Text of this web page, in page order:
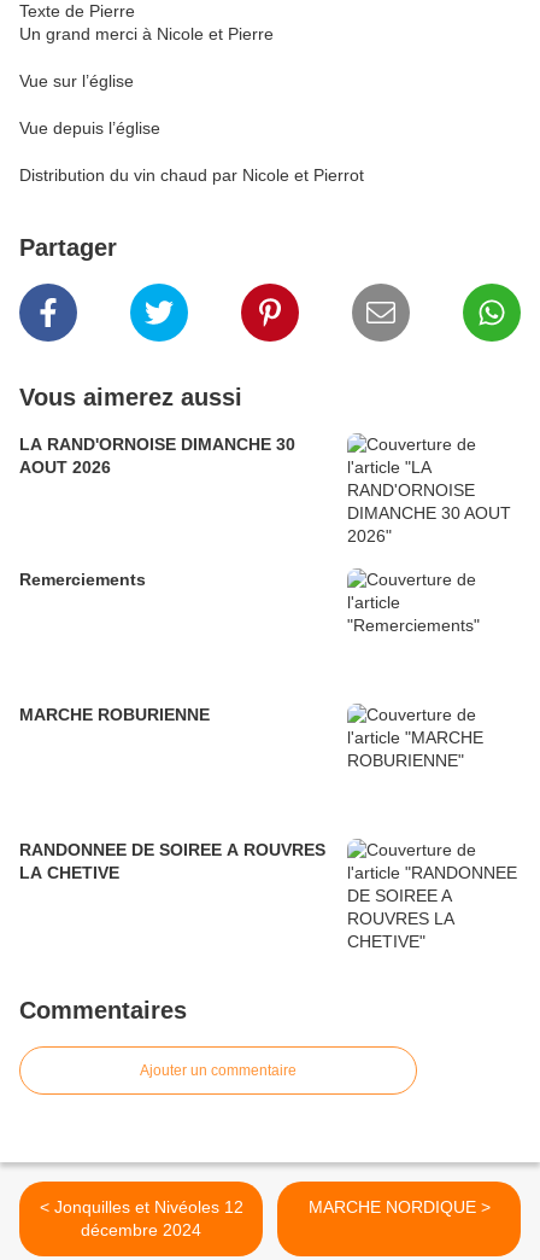
Texte de Pierre
Un grand merci à Nicole et Pierre
Vue sur l’église
Vue depuis l’église
Distribution du vin chaud par Nicole et Pierrot
Partager
Vous aimerez aussi
LA RAND'ORNOISE DIMANCHE 30
AOUT 2026
Remerciements
MARCHE ROBURIENNE
RANDONNEE DE SOIREE A ROUVRES
LA CHETIVE
Commentaires
Ajouter un commentaire
< Jonquilles et Nivéoles 12
décembre 2024
MARCHE NORDIQUE >